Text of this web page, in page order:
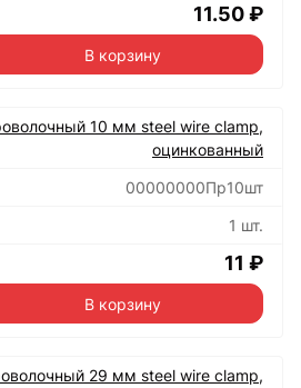
11.50 ₽
В корзину
10 мм steel wire clamp,
оцинкованный
00000000Пр10шт
1 шт.
11 ₽
В корзину
29 мм steel wire clamp,